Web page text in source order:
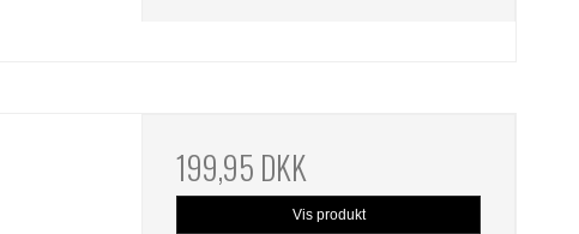
199,95 DKK
Vis produkt